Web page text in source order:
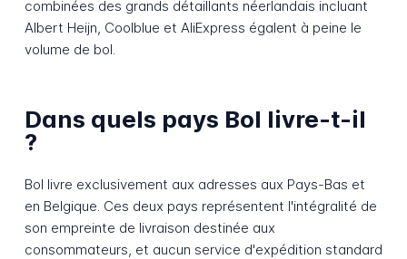
combinées des grands détaillants néerlandais incluant
Albert Heijn, Coolblue et AliExpress égalent à peine le
volume de bol.
Dans quels pays Bol livre-t-il
?
Bol livre exclusivement aux adresses aux Pays-Bas et
en Belgique. Ces deux pays représentent l'intégralité de
son empreinte de livraison destinée aux
consommateurs, et aucun service d'expédition standard